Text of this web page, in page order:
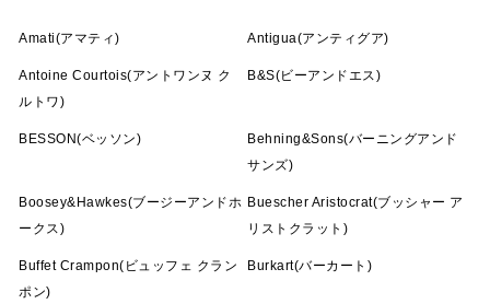
Amati(アマティ) Antigua(アンティグア)
Antoine Courtois(アントワンヌ ク
ルトワ)
B&S(ビーアンドエス)
BESSON(ベッソン)
Behning&Sons(バーニングアンド
サンズ)
Boosey&Hawkes(ブージーアンドホ
ークス)
Buescher Aristocrat(ブッシャー ア
リストクラット)
Buffet Crampon(ビュッフェ クラン
ポン)
Burkart(バーカート)